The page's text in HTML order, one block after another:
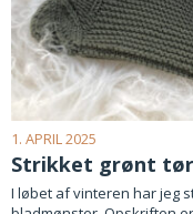
1. APRIL 2025
Strikket grønt
I løbet af vinteren har jeg